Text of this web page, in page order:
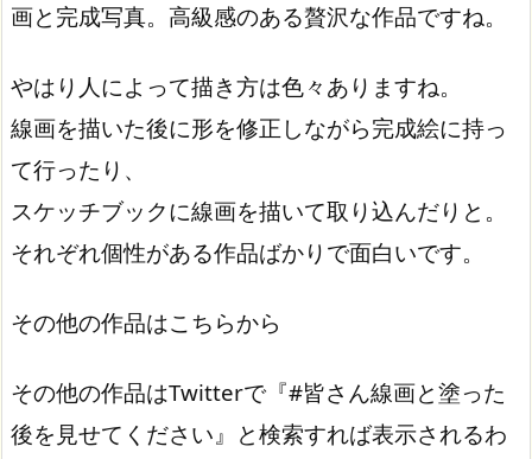
画と完成写真。高級感のある贅沢な作品ですね。
やはり人によって描き方は色々ありますね。
線画を描いた後に形を修正しながら完成絵に持っ
て行ったり、
スケッチブックに線画を描いて取り込んだりと。
それぞれ個性がある作品ばかりで面白いです。
その他の作品はこちらから
その他の作品はTwitterで『#皆さん線画と塗った
後を見せてください』と検索すれば表示されるわ